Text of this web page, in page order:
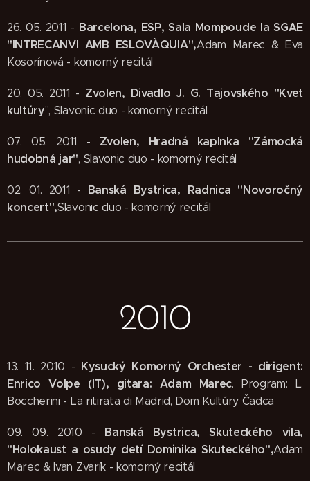
26. 05. 2011 - Barcelona, ESP, Sala Mompoude la SGAE
"INTRECANVI AMB ESLOVÀQUIA",Adam Marec & Eva
Kosorínová - komorný recitál
20. 05. 2011 - Zvolen, Divadlo J. G. Tajovského "Kvet
kultúry", Slavonic duo - komorný recitál
07. 05. 2011 - Zvolen, Hradná kaplnka "Zámocká
hudobná jar", Slavonic duo - komorný recitál
02. 01. 2011 - Banská Bystrica, Radnica "Novoročný
koncert",Slavonic duo - komorný recitál
2010
13. 11. 2010 - Kysucký Komorný Orchester - dirigent:
Enrico Volpe (IT), gitara: Adam Marec. Program: L.
Boccherini - La ritirata di Madrid, Dom Kultúry Čadca
09. 09. 2010 - Banská Bystrica, Skuteckého vila,
"Holokaust a osudy detí Dominika Skuteckého",Adam
Marec & Ivan Zvarík - komorný recitál